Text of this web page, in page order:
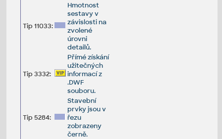
Tip 11033:
Hmotnost
sestavy v
závislosti na
zvolené
úrovni
detailů.
Tip 3332:
Přímé získání
užitečných
informací z
.DWF
souboru.
Tip 5284:
Stavební
prvky jsou v
řezu
zobrazeny
černě.